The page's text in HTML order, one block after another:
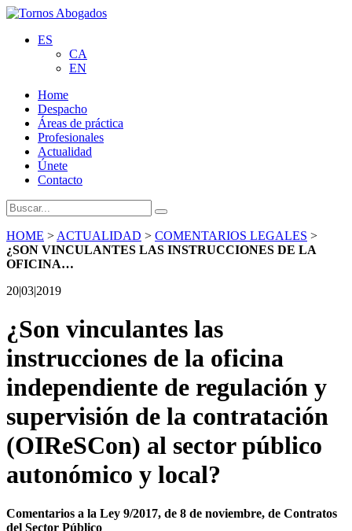
ES
CA
EN
Home
Despacho
Áreas de práctica
Profesionales
Actualidad
Únete
Contacto
HOME > ACTUALIDAD > COMENTARIOS LEGALES >
¿SON VINCULANTES LAS INSTRUCCIONES DE LA
OFICINA…
20|03|2019
¿Son vinculantes las
instrucciones de la oficina
independiente de regulación y
supervisión de la contratación
(OIReSCon) al sector público
autonómico y local?
Comentarios a la Ley 9/2017, de 8 de noviembre, de Contratos
del Sector Público